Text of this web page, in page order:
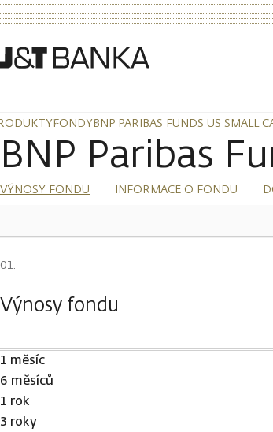
FONDYBNP PARIBAS FUNDS US SMALL
BNP Paribas
VÝNOSY FONDU INFORMACE O FONDU
Výnosy fondu
1 měsíc
6 měsíců
1 rok
3 roky